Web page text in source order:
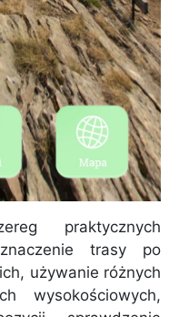
praktycznych
trasy po
używanie różnych
wysokościowych,